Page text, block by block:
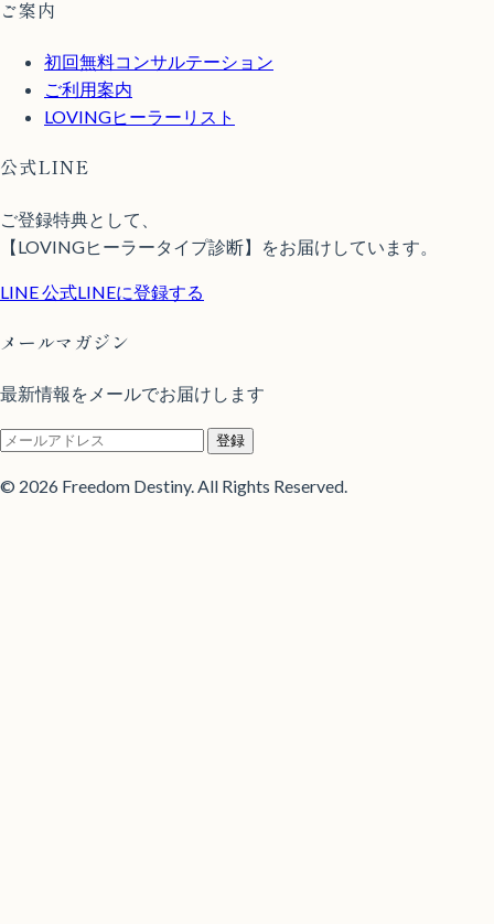
ご案内
初回無料コンサルテーション
ご利用案内
LOVINGヒーラーリスト
公式LINE
ご登録特典として、
【LOVINGヒーラータイプ診断】をお届けしています。
LINE公式LINEに登録する
メールマガジン
最新情報をメールでお届けします
登録
© 2026 Freedom Destiny. All Rights Reserved.